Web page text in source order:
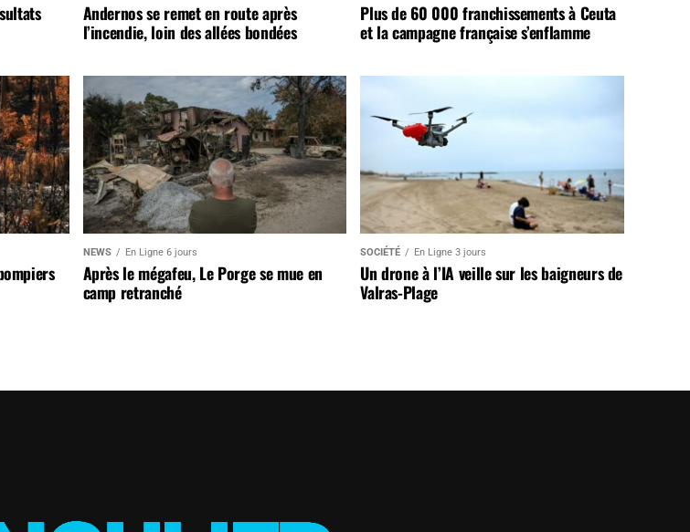
Andernos se remet en route après
l’incendie, loin des allées bondées
Plus de 60 000 franchissements à Ceuta
et la campagne française s’enflamme
NEWS En Ligne 6 jours
Après le mégafeu, Le Porge se mue en
camp retranché
SOCIÉTÉ En Ligne 3 jours
Un drone à l’IA veille sur les baigneurs de
Valras-Plage